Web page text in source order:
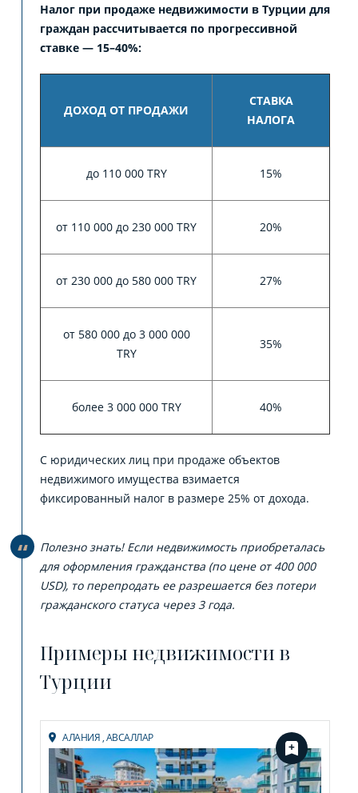
Налог при продаже недвижимости в Турции для
граждан рассчитывается по прогрессивной
ставке — 15–40%:
ДОХОД ОТ ПРОДАЖИ
СТАВКА
НАЛОГА
до 110 000 TRY 15%
от 110 000 до 230 000 TRY 20%
от 230 000 до 580 000 TRY 27%
от 580 000 до 3 000 000
TRY
35%
более 3 000 000 TRY 40%
С юридических лиц при продаже объектов
недвижимого имущества взимается
фиксированный налог в размере 25% от дохода.
Полезно знать! Если недвижимость приобреталась
для оформления гражданства (по цене от 400 000
USD), то перепродать ее разрешается без потери
гражданского статуса через 3 года.
Примеры недвижимости в
Турции
АЛАНИЯ,АВСАЛЛАР